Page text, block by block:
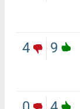
9
4